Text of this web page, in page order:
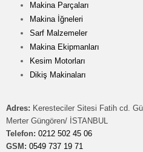
Makina Parçaları
Makina İğneleri
Sarf Malzemeler
Makina Ekipmanları
Kesim Motorları
Dikiş Makinaları
Adres: Keresteciler Sitesi Fatih cd.
Merter Güngören/ İSTANBUL
Telefon: 0212 502 45 06
GSM: 0549 737 19 71